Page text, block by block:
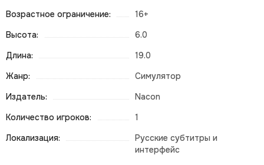
Возрастное ограничение:
16+
Высота:
6.0
Длина:
19.0
Жанр:
Симулятор
Издатель:
Nacon
Количество игроков:
1
Локализация:
Русские субтитры и
интерфейс